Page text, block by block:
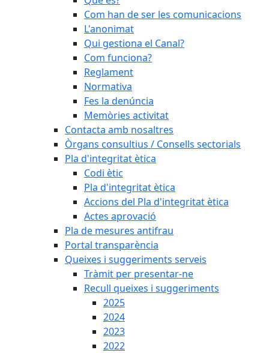
Com han de ser les comunicacions
L'anonimat
Qui gestiona el Canal?
Com funciona?
Reglament
Normativa
Fes la denúncia
Memòries activitat
Contacta amb nosaltres
Òrgans consultius / Consells sectorials
Pla d'integritat ètica
Codi ètic
Pla d'integritat ètica
Accions del Pla d'integritat ètica
Actes aprovació
Pla de mesures antifrau
Portal transparència
Queixes i suggeriments serveis
Tràmit per presentar-ne
Recull queixes i suggeriments
2025
2024
2023
2022